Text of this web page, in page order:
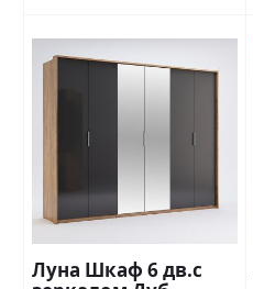
Луна Шкаф 6 дв.с